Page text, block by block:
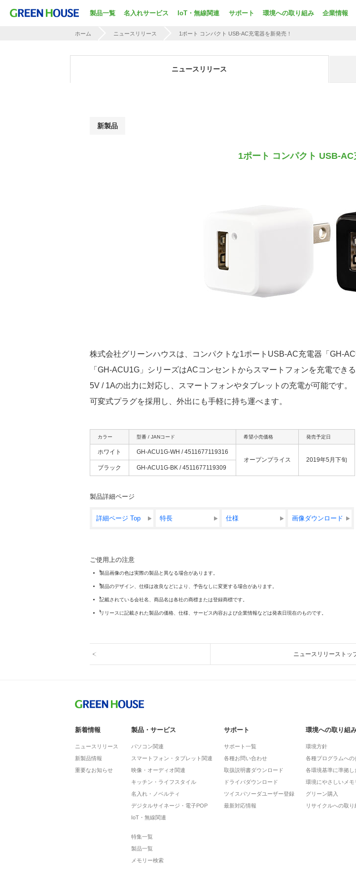
製品一覧 名入れサービス IoT・無線関連 サポート 環境への取り組み 企業情報
ホーム ニュースリリース 1ポート コンパクト USB-AC充電器を新発売！
ニュースリリース
新製品
1ポート コンパクト USB-AC
株式会社グリーンハウスは、コンパクトな1ポートUSB-AC充電器「GH-
「GH-ACU1G」シリーズはACコンセントからスマートフォンを充電でき
5V / 1Aの出力に対応し、スマートフォンやタブレットの充電が可能です。
可変式プラグを採用し、外出にも手軽に持ち運べます。
カラー 型番 / JANコード 希望小売価格 発売予定日
ホワイト
GH-ACU1G-WH / 4511677119316
オープンプライス
2019年5月下旬
ブラック
GH-ACU1G-BK / 4511677119309
製品詳細ページ
詳細ページ Top 特長 仕様 画像ダウンロード
ご使用上の注意
製品画像の色は実際の製品と異なる場合があります。
製品のデザイン、仕様は改良などにより、予告なしに変更する場合があります。
記載されている会社名、商品名は各社の商標または登録商標です。
リリースに記載された製品の価格、仕様、サービス内容および企業情報などは発表日現在のものです。
ニュースリリーストッ
新着情報
ニュースリリース
新製品情報
重要なお知らせ
製品・サービス
パソコン関連
スマートフォン・タブレット関連
映像・オーディオ関連
キッチン・ライフスタイル
名入れ・ノベルティ
デジタルサイネージ・電子POP
IoT・無線関連
特集一覧
製品一覧
メモリー検索
サポート
サポート一覧
各種お問い合わせ
取扱説明書ダウンロード
ドライバダウンロード
ツイスパソーダユーザー登録
最新対応情報
環境への取り組
環境方針
各種プログラムへの
各環境基準に準拠し
環境にやさしいメ
グリーン購入
リサイクルへの取り